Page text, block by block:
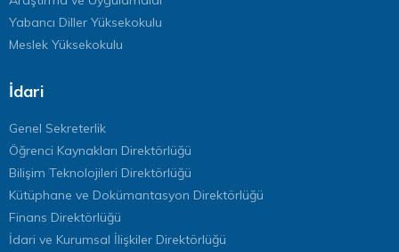
Yabancı Diller Yüksekokulu
Meslek Yüksekokulu
İdari
Genel Sekreterlik
Öğrenci Kaynakları Direktörlüğü
Bilişim Teknolojileri Direktörlüğü
Kütüphane ve Dokümantasyon Direktörlüğü
Finans Direktörlüğü
İdari ve Kurumsal İlişkiler Direktörlüğü